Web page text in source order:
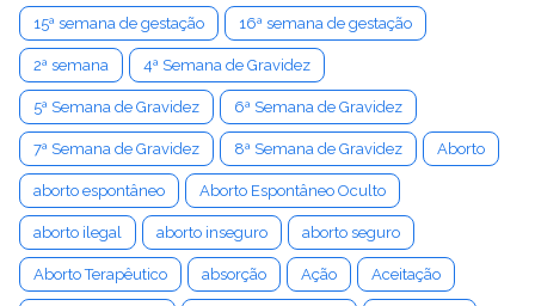
15ª semana de gestação 16ª semana de gestação
2ª semana 4ª Semana de Gravidez
5ª Semana de Gravidez 6ª Semana de Gravidez
7ª Semana de Gravidez 8ª Semana de Gravidez Aborto
aborto espontâneo Aborto Espontâneo Oculto
aborto ilegal aborto inseguro aborto seguro
Aborto Terapêutico absorção Ação Aceitação